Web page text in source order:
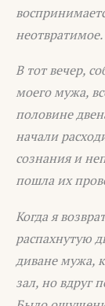
неотвратимое.
В тот вечер,
моего мужа,
половине
начали
сознания и
пошла их
Когда я
распахнутую
диване мужа,
зал, но вдруг